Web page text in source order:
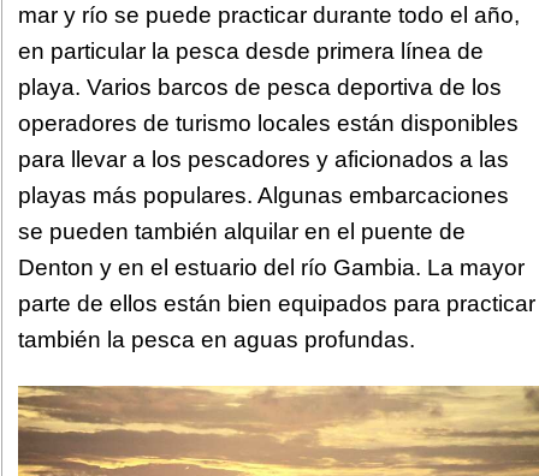
mar y río se puede practicar durante todo el año,
en particular la pesca desde primera línea de
playa. Varios barcos de pesca deportiva de los
operadores de turismo locales están disponibles
para llevar a los pescadores y aficionados a las
playas más populares. Algunas embarcaciones
se pueden también alquilar en el puente de
Denton y en el estuario del río Gambia. La mayor
parte de ellos están bien equipados para practicar
también la pesca en aguas profundas.